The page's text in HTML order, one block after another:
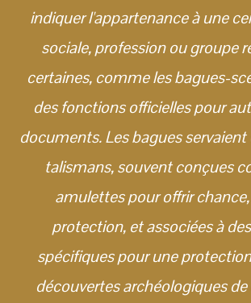
indiquer l'appartenance à une
sociale, profession ou groupe
certaines, comme les bagues-
des fonctions officielles pour
documents. Les bagues
talismans, souvent conçues
amulettes pour offrir
protection, et associées à
spécifiques pour une
découvertes archéologiques de